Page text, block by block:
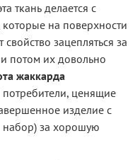
ткань делается с
на поверхности
зацепляться за
потом их довольно
жаккарда
потребители, ценящие
изделие с
за хорошую